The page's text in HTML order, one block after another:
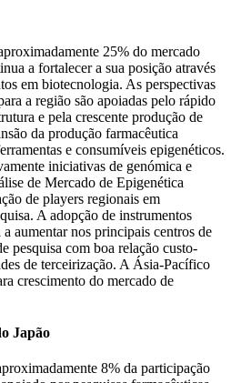
25% do mercado
a fortalecer a sua posição através
em biotecnologia. As perspectivas
a região são apoiadas pelo rápido
e pela crescente produção de
da produção farmacêutica
e consumíveis epigenéticos.
iniciativas de genómica e
de Mercado de Epigenética
de players regionais em
A adopção de instrumentos
aumentar nos principais centros de
pesquisa com boa relação custo-
de terceirização. A Ásia-Pacífico
crescimento do mercado de
Japão
8% da participação